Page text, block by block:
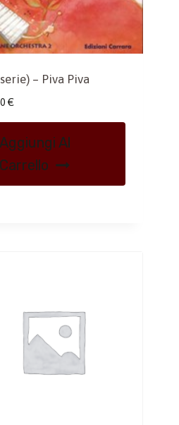
– Piva Piva
€
Aggiungi Al
Carrello